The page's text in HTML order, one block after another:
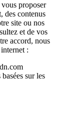
proposer
des contenus
site ou nos
et de vos
accord, nous
:
sur les